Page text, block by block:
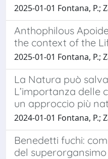
2025-01-01 Fontana, P.;
Anthophilous
the context of the
2025-01-01 Fontana, P.;
La Natura può
L’importanza delle
un approccio più
2024-01-01 Fontana, P.;
Benedetti fuchi:
del